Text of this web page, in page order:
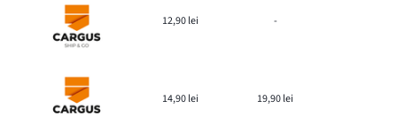
12,90 lei -
14,90 lei 19,90 lei